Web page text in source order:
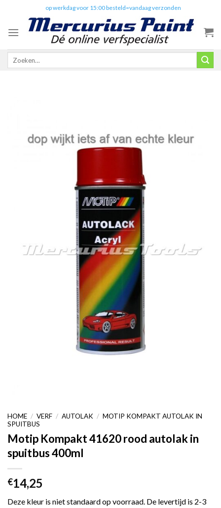
content
op werkdag voor 15:00 besteld=vandaag verzonden
Zoeken
HOME / VERF / AUTOLAK / MOTIP KOMPAKT AUTOLAK IN
SPUITBUS
Motip Kompakt 41620 rood autolak in
spuitbus 400ml
€14,25
Deze kleur is niet standaard op voorraad. De levertijd is 2-3